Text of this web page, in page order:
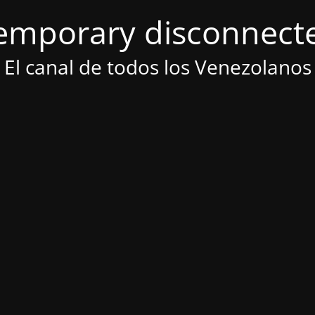
El canal de todos los Venezolanos